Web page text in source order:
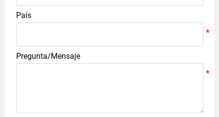
País
Pregunta/Mensaje